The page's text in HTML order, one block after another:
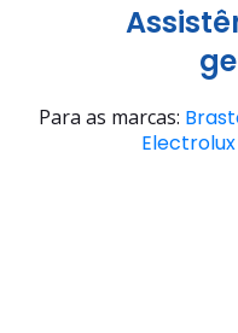
Para as marcas:
Electrolux